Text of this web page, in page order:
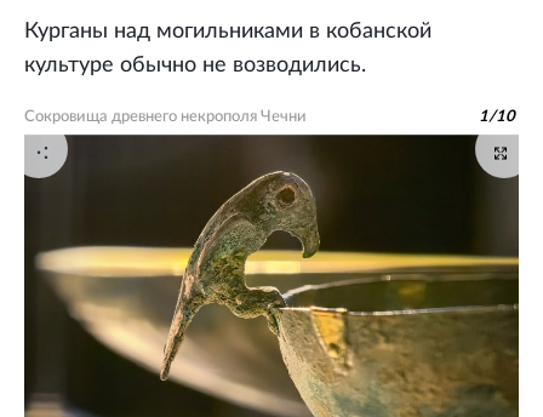
Курганы над могильниками в кобанской
культуре обычно не возводились.
Сокровища древнего некрополя Чечни 1/10